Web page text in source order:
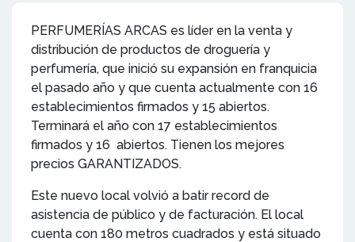
PERFUMERÍAS ARCAS es líder en la venta y
distribución de productos de droguería y
perfumería, que inició su expansión en franquicia
el pasado año y que cuenta actualmente con 16
establecimientos firmados y 15 abiertos.
Terminará el año con 17 establecimientos
firmados y 16 abiertos. Tienen los mejores
precios GARANTIZADOS.
Este nuevo local volvió a batir record de
asistencia de público y de facturación. El local
cuenta con 180 metros cuadrados y está situado